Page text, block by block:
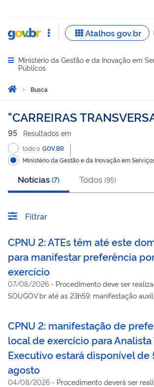
Abrir menu principal de navegação
Ministério da Gestão e da Inovação em
Públicos
Você está aqui:
Página Inicial
Busca
Busca
CARREIRAS
95 Resultados em
todo o GOV.BR
Ministério da Gestão e da Inovação em
Notícias (7) Todos (95)
Filtrar
CPNU 2: ATEs têm até este
para manifestar preferência
exercício
07/08/2026 - Procedimento deve ser
SOUGOV.br até as 23h59; manifestação
CPNU 2: manifestação de
local de exercício para
Executivo estará disponível de
agosto
04/08/2026 - Procedimento deverá ser